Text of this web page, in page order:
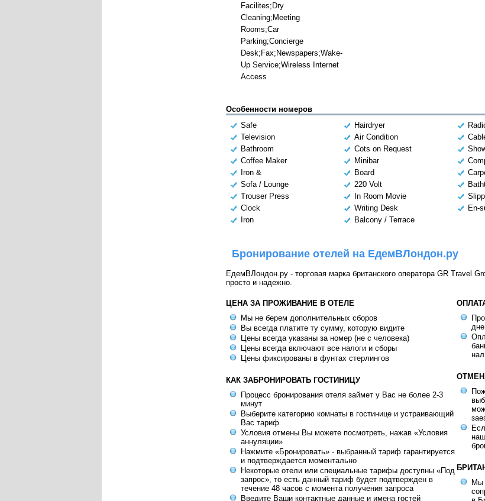
Facilites;Dry
Cleaning;Meeting
Rooms;Car
Parking;Concierge
Desk;Fax;Newspapers;Wake-
Up Service;Wireless Internet
Access
Особенности номеров
Safe
Hairdryer
Television
Air Condition
Bathroom
Cots on Request
Coffee Maker
Minibar
Iron &
Board
Sofa / Lounge
220 Volt
Trouser Press
In Room Movie
Clock
Writing Desk En-
Iron
Balcony / Terrace
Бронирование отелей на ЕдемВЛондон.ру
ЕдемВЛондон.ру - торговая марка британского оператора GR Travel
просто и надежно.
ЦЕНА ЗА ПРОЖИВАНИЕ В ОТЕЛЕ
Мы не берем дополнительных сборов
Вы всегда платите ту сумму, которую видите
Цены всегда указаны за номер (не с человека)
Цены всегда включают все налоги и сборы
Цены фиксированы в фунтах стерлингов
КАК ЗАБРОНИРОВАТЬ ГОСТИНИЦУ
Процесс бронирования отеля займет у Вас не более 2-3
минут
Выберите категорию комнаты в гостинице и устраивающий
Вас тариф
Условия отмены Вы можете посмотреть, нажав «Условия
аннуляции»
Нажмите «Бронировать» - выбранный тариф гарантируется
и подтверждается моментально
Некоторые отели или специальные тарифы доступны «Под
запрос», то есть данный тариф будет подтвержден в
течение 48 часов с момента получения запроса
Введите Ваши контактные данные и имена гостей
Мы